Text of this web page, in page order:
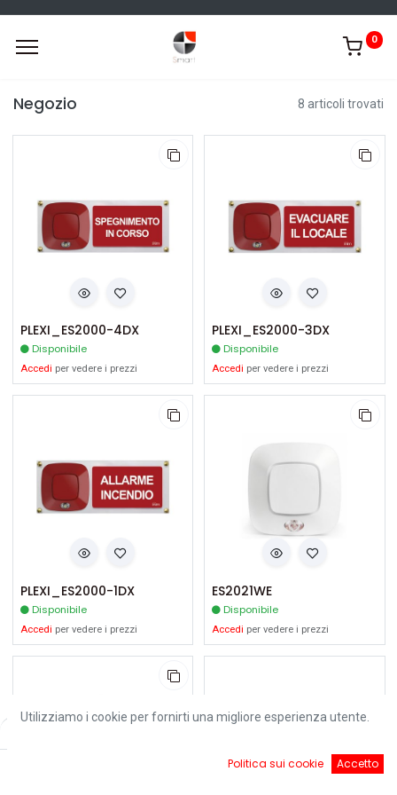
0
Negozio 8 articoli trovati
PLEXI_ES2000-4DX
Disponibile
Accedi per vedere i prezzi
PLEXI_ES2000-3DX
Disponibile
Accedi per vedere i prezzi
PLEXI_ES2000-1DX
Disponibile
Accedi per vedere i prezzi
ES2021WE
Disponibile
Accedi per vedere i prezzi
Utilizziamo i cookie per fornirti una migliore esperienza utente.
Politica sui cookie Accetto